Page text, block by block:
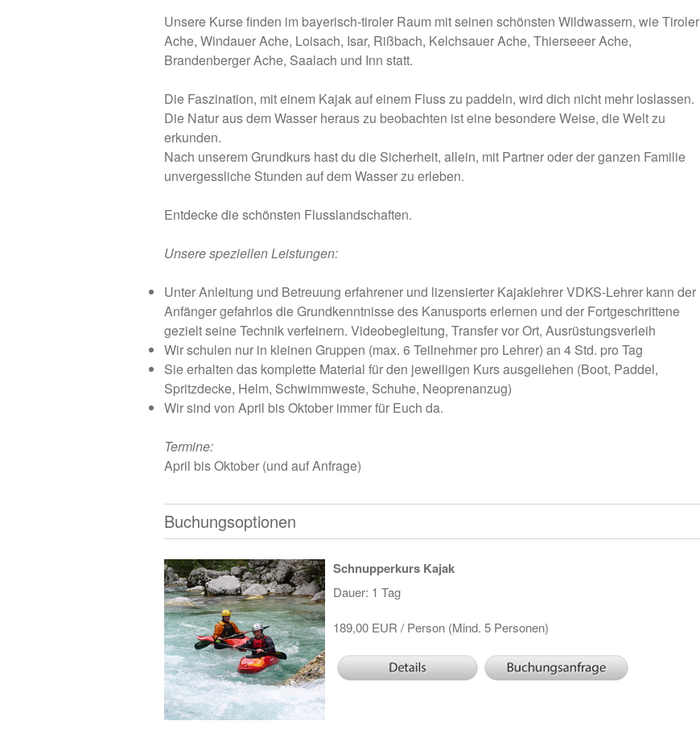
Unsere Kurse finden im bayerisch-tiroler Raum mit seinen schönsten Wildwassern, wie Tiroler
Ache, Windauer Ache, Loisach, Isar, Rißbach, Kelchsauer Ache, Thierseeer Ache,
Brandenberger Ache, Saalach und Inn statt.
Die Faszination, mit einem Kajak auf einem Fluss zu paddeln, wird dich nicht mehr loslassen.
Die Natur aus dem Wasser heraus zu beobachten ist eine besondere Weise, die Welt zu
erkunden.
Nach unserem Grundkurs hast du die Sicherheit, allein, mit Partner oder der ganzen Familie
unvergessliche Stunden auf dem Wasser zu erleben.
Entdecke die schönsten Flusslandschaften.
Unsere speziellen Leistungen:
Unter Anleitung und Betreuung erfahrener und lizensierter Kajaklehrer VDKS-Lehrer kann der
Anfänger gefahrlos die Grundkenntnisse des Kanusports erlernen und der Fortgeschrittene
gezielt seine Technik verfeinern. Videobegleitung, Transfer vor Ort, Ausrüstungsverleih
Wir schulen nur in kleinen Gruppen (max. 6 Teilnehmer pro Lehrer) an 4 Std. pro Tag
Sie erhalten das komplette Material für den jeweiligen Kurs ausgeliehen (Boot, Paddel,
Spritzdecke, Helm, Schwimmweste, Schuhe, Neoprenanzug)
Wir sind von April bis Oktober immer für Euch da.
Termine:
April bis Oktober (und auf Anfrage)
Buchungsoptionen
Schnupperkurs Kajak
Dauer: 1 Tag
189,00 EUR / Person (Mind. 5 Personen)